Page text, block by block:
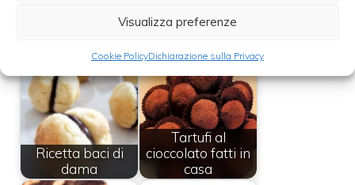
Visualizza preferenze
Cookie PolicyDichiarazione sulla Privacy
Si dice cioccolato
svelato l'arcano
Il Buccellato
Ricetta baci di
dama
Tartufi al
cioccolato fatti in
casa